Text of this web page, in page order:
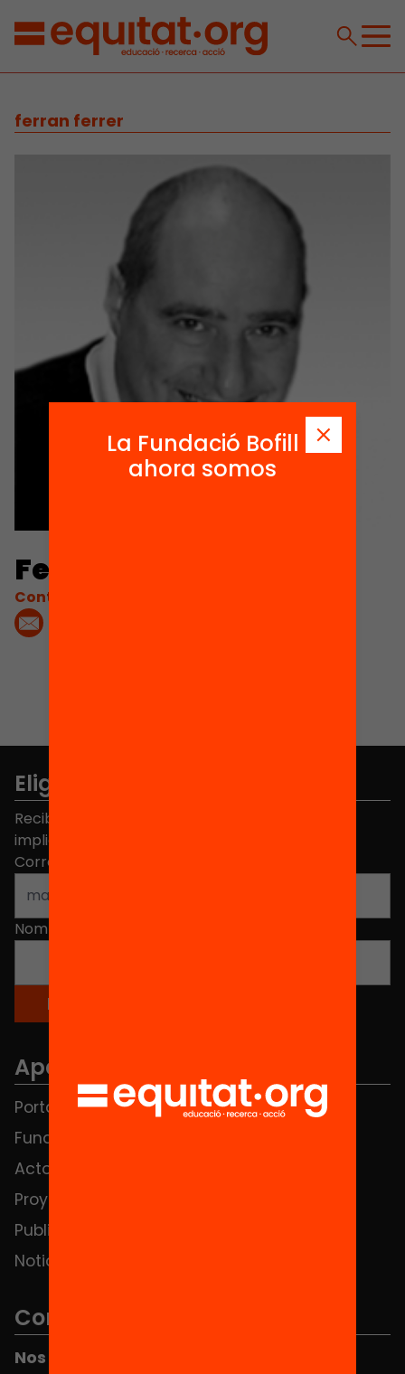
ferran ferrer
Ferran Ferrer
Contacta'm:
Elige equidad
Recibe contenidos, iniciativas y proyectos para
implicarte.
Correo electrónico
Nombre
Apartados
Portada
Fundación
Actos
Proyectos
Publicaciones y vídeos
Noticias
FAQS
Contacto
Nos puedes encontrar en el HUB Social
La Fundació Bofill
ahora somos